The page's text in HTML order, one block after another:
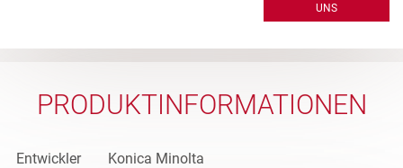
UNS
PRODUKTINFORMATIONEN
Entwickler
Konica Minolta